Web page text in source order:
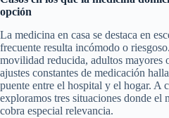
opción
La medicina en casa se destaca en
frecuente resulta incómodo o
movilidad reducida, adultos mayores
ajustes constantes de medicación
puente entre el hospital y el hogar. A
exploramos tres situaciones donde el
cobra especial relevancia.